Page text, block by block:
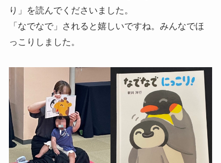
り」を読んでくださいました。
「なでなで」されると嬉しいですね。みんなでほ
っこりしました。